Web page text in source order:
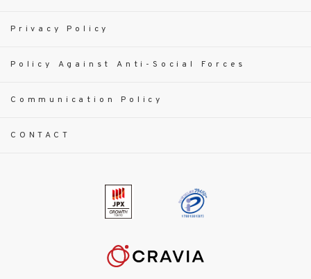
Privacy Policy
Policy Against Anti-Social Forces
Communication Policy
CONTACT